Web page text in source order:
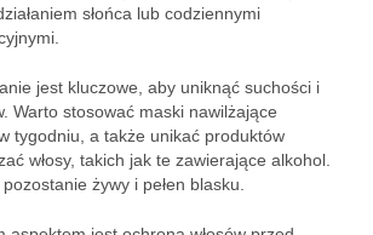
słońca lub codziennymi
jest kluczowe, aby uniknąć suchości i
Warto stosować maski nawilżające
tygodniu, a także unikać produktów
włosy, takich jak te zawierające alkohol.
żywy i pełen blasku.